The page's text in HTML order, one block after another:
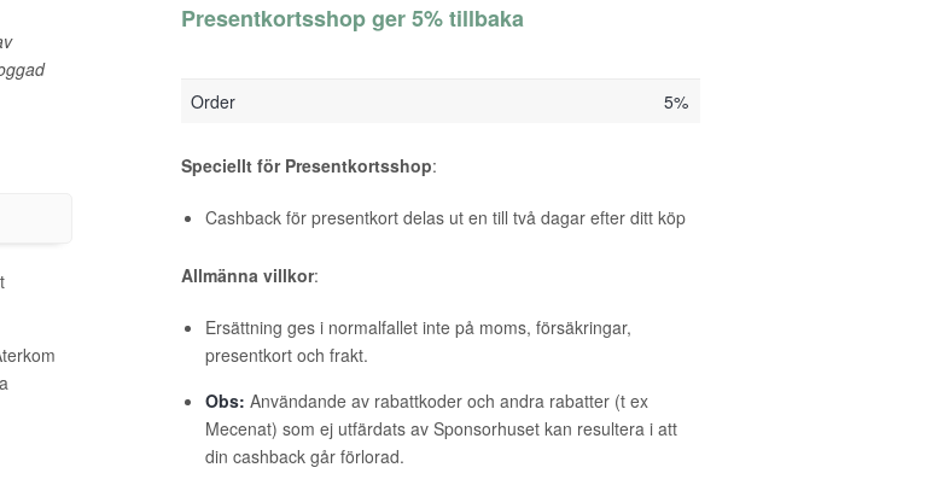
Presentkortsshop ger 5% tillbaka
Order 5%
Speciellt för Presentkortsshop:
Cashback för presentkort delas ut en till två dagar efter ditt köp
Allmänna villkor:
Ersättning ges i normalfallet inte på moms, försäkringar,
presentkort och frakt.
Obs: Användande av rabattkoder och andra rabatter (t ex
Mecenat) som ej utfärdats av Sponsorhuset kan resultera i att
din cashback går förlorad.